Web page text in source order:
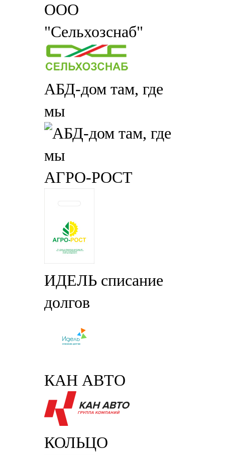
ООО
"Сельхозснаб"
АБД-дом там, где
мы
АГРО-РОСТ
ИДЕЛЬ списание
долгов
КАН АВТО
КОЛЬЦО